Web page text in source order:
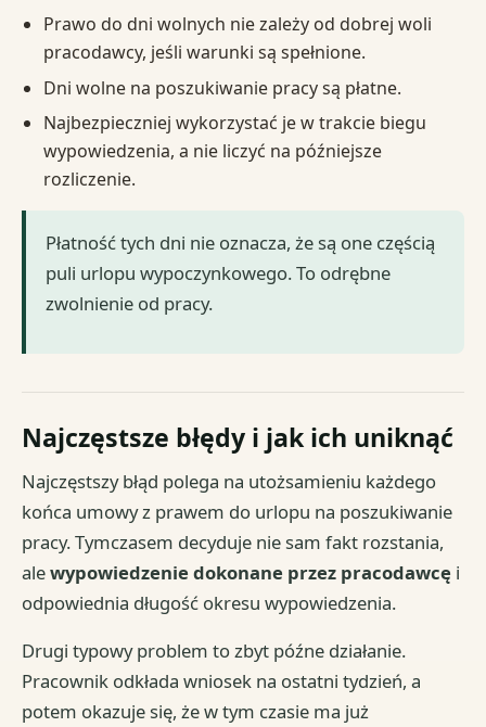
Prawo do dni wolnych nie zależy od dobrej woli
pracodawcy, jeśli warunki są spełnione.
Dni wolne na poszukiwanie pracy są płatne.
Najbezpieczniej wykorzystać je w trakcie biegu
wypowiedzenia, a nie liczyć na późniejsze
rozliczenie.
Płatność tych dni nie oznacza, że są one częścią
puli urlopu wypoczynkowego. To odrębne
zwolnienie od pracy.
Najczęstsze błędy i jak ich uniknąć
Najczęstszy błąd polega na utożsamieniu każdego
końca umowy z prawem do urlopu na poszukiwanie
pracy. Tymczasem decyduje nie sam fakt rozstania,
alewypowiedzenie dokonane przez pracodawcę i
odpowiednia długość okresu wypowiedzenia.
Drugi typowy problem to zbyt późne działanie.
Pracownik odkłada wniosek na ostatni tydzień, a
potem okazuje się, że w tym czasie ma już